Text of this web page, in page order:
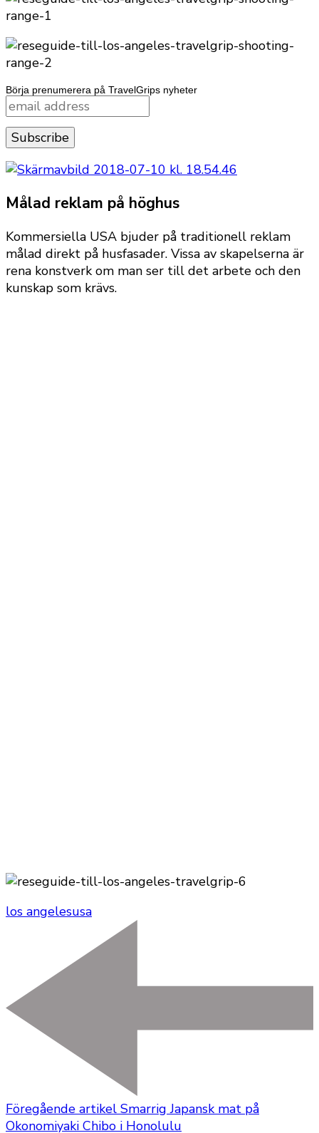
Börja prenumerera på TravelGrips nyheter
Målad reklam på höghus
Kommersiella USA bjuder på traditionell reklam
målad direkt på husfasader. Vissa av skapelserna är
rena konstverk om man ser till det arbete och den
kunskap som krävs.
los angelesusa
Föregående artikel Smarrig Japansk mat på
Okonomiyaki Chibo i Honolulu